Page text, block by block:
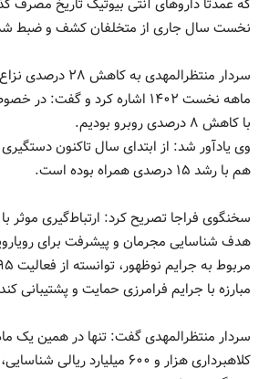
نخست سال جاری از متخلفان کشف و ضبط
ماهه نخست ۱۴۰۲ اشاره کرد و
با کاهش ۸ درصدی روبرو بودیم.
وی یادآور شد: از ابتدای سال تاکنون دستگیری
هم با رشد ۱۵ درصدی همراه بوده است.
سخنگوی فراجا تصریح کرد: ارتباط‌گیری موثر
هدف شناسایی مجرمان و پیشرفت برای
مبارزه با جرایم فرامرزی حمایت و پشتیبانی
سردار منتظرالمهدی گفت: تنها در همین یک
کلاهبرداری هزار و ۶۰۰ میلیارد